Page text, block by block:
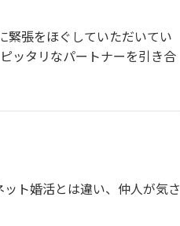
緊張をほぐしていただいてい
ッタリなパートナーを引き合
ト婚活とは違い、仲人が気さ